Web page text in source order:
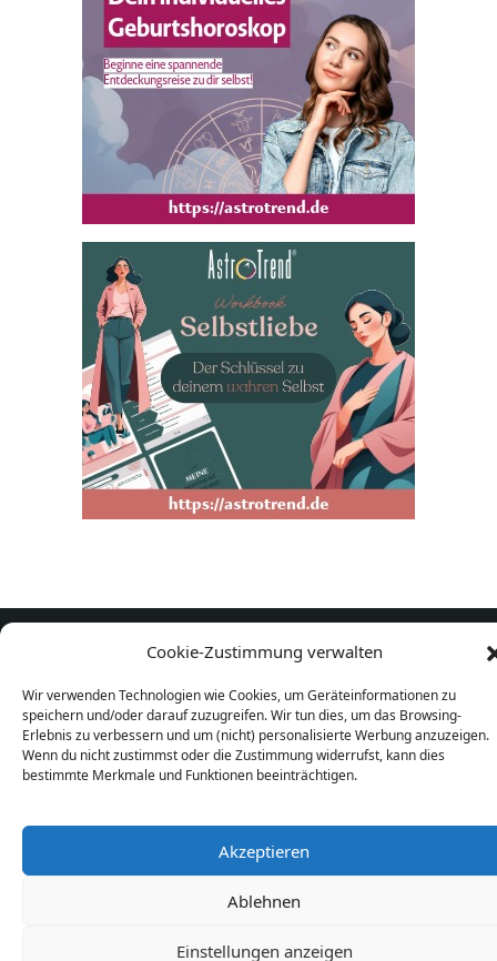
Cookie-Zustimmung verwalten
Wir verwenden Technologien wie Cookies, um Geräteinformationen zu
speichern und/oder darauf zuzugreifen. Wir tun dies, um das Browsing-
Erlebnis zu verbessern und um (nicht) personalisierte Werbung anzuzeigen.
Wenn du nicht zustimmst oder die Zustimmung widerrufst, kann dies
bestimmte Merkmale und Funktionen beeinträchtigen.
Akzeptieren
Ablehnen
Einstellungen anzeigen
Horoskope.org 2026